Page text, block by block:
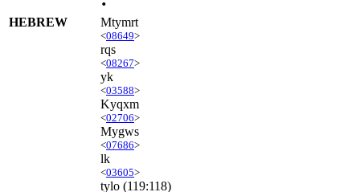
HEBREW Mtymrt
<08649>
rqs
<08267>
yk
<03588>
Kyqxm
<02706>
Mygws
<07686>
lk
<03605>
tylo (119:118)